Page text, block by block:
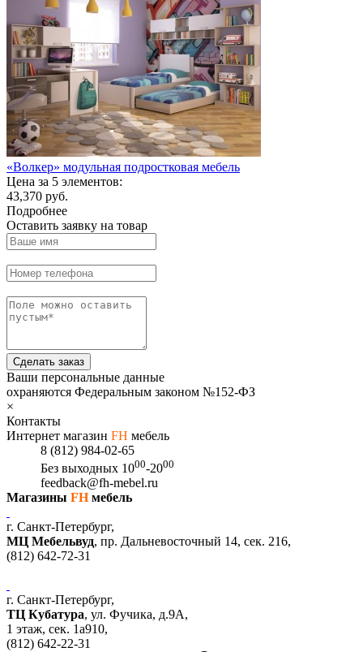
«Волкер» модульная подростковая мебель
Цена за 5 элементов:
43,370 руб.
Подробнее
Оставить заявку на товар
Сделать заказ
Ваши персональные данные
охраняются Федеральным законом №152-ФЗ
×
Контакты
Интернет магазин FH мебель
8 (812) 984-02-65
Без выходных 1000-2000
feedback@fh-mebel.ru
Магазины FHмебель
г. Санкт-Петербург,
МЦ Мебельвуд, пр. Дальневосточный 14, сек. 216,
(812) 642-72-31
г. Санкт-Петербург,
ТЦ Кубатура, ул. Фучика, д.9А,
1 этаж, сек. 1a910,
(812) 642-22-31